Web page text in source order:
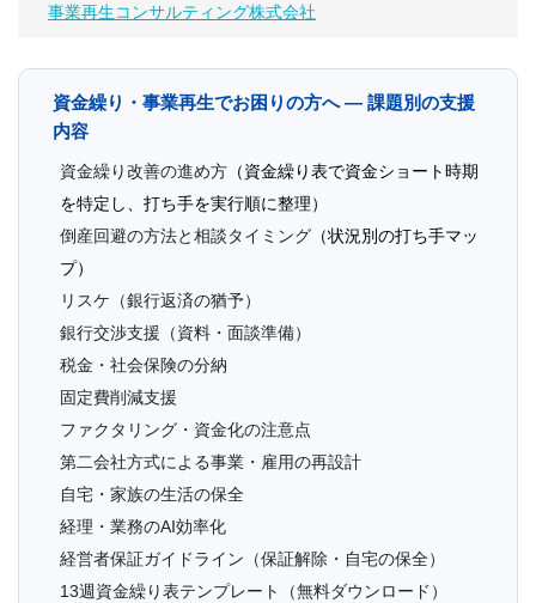
事業再生コンサルティング株式会社
資金繰り・事業再生でお困りの方へ ― 課題別の支援
内容
資金繰り改善の進め方 （資金繰り表で資金ショート時期
を特定し、打ち手を実行順に整理）
倒産回避の方法と相談タイミング （状況別の打ち手マッ
プ）
リスケ（銀行返済の猶予）
銀行交渉支援（資料・面談準備）
税金・社会保険の分納
固定費削減支援
ファクタリング・資金化の注意点
第二会社方式による事業・雇用の再設計
自宅・家族の生活の保全
経理・業務のAI効率化
経営者保証ガイドライン（保証解除・自宅の保全）
13週資金繰り表テンプレート（無料ダウンロード）